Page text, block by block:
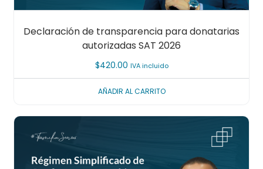
Declaración de transparencia para donatarias
autorizadas SAT 2026
$420.00 IVA incluido
AÑADIR AL CARRITO